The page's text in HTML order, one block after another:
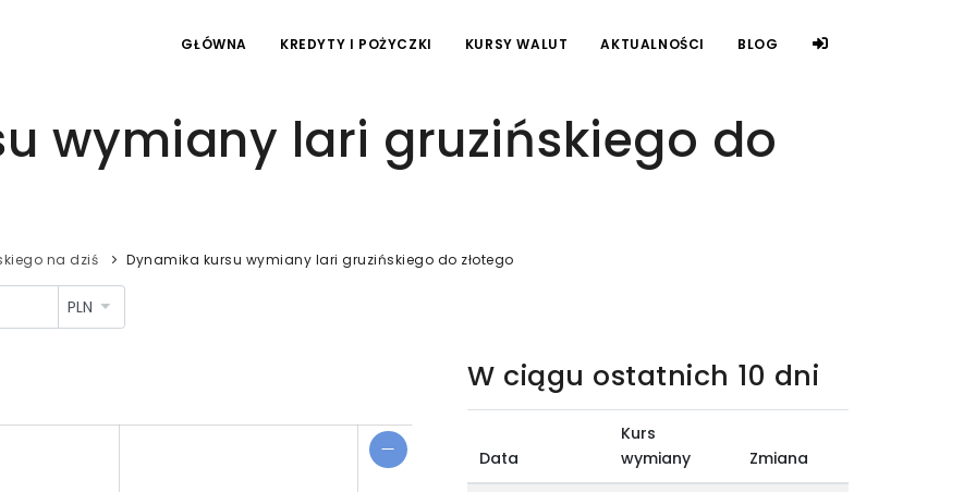
GŁÓWNA KREDYTY I POŻYCZKI KURSY WALUT AKTUALNOŚCI BLOG
wymiany lari gruzińskiego do
na dziś Dynamika kursu wymiany lari gruzińskiego do złotego
W ciągu ostatnich 10 dni
Data
Kurs
wymiany
Zmiana